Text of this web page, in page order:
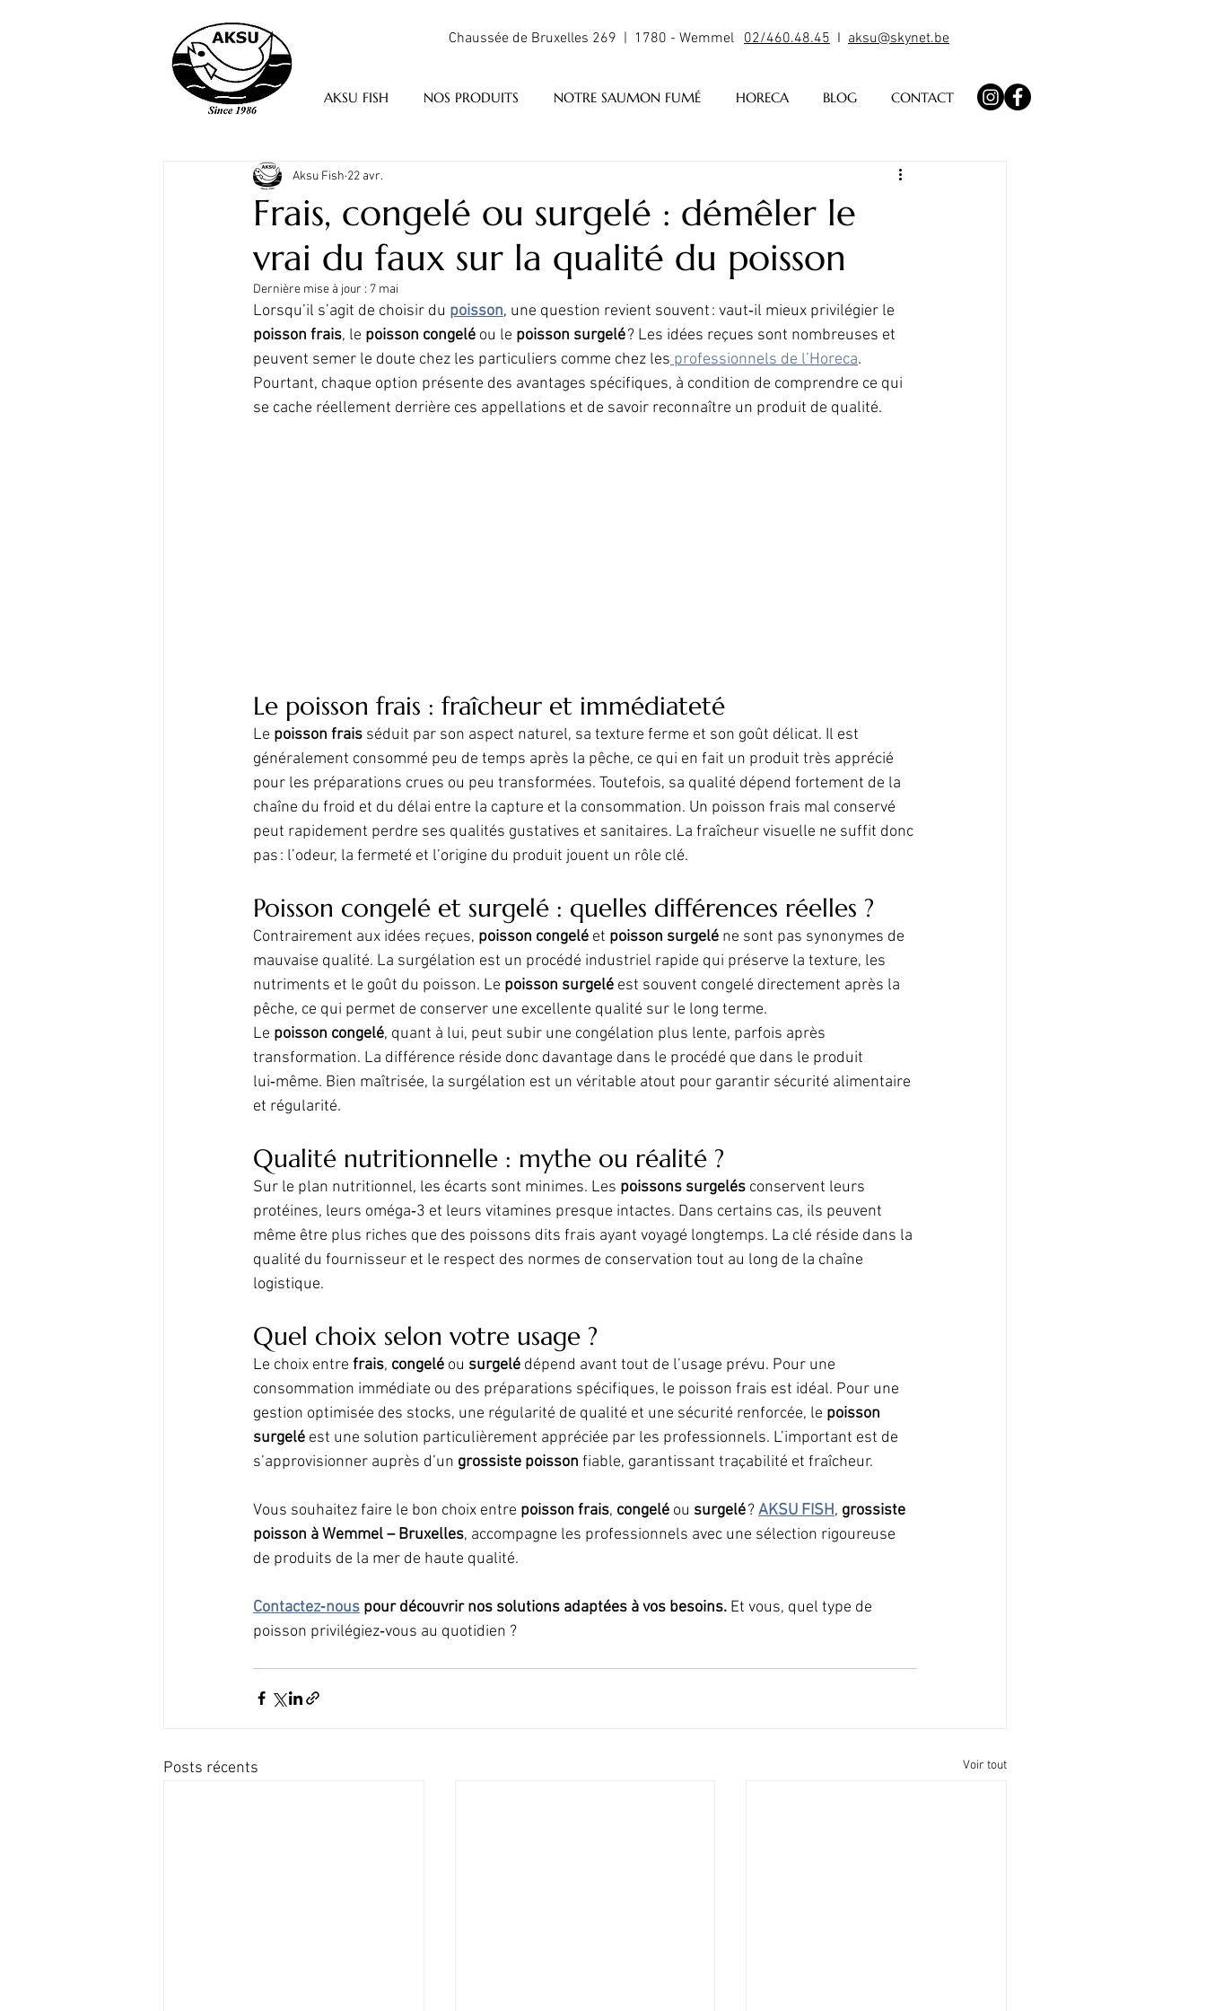
Chaussée de Bruxelles 269 | 1780 - Wemmel 02/460.48.45 I aksu@skynet.be
AKSU FISH NOS PRODUITS NOTRE SAUMON FUMÉ HORECA BLOG CONTACT
Frais, congelé ou surgelé : démêler le
vrai du faux sur la qualité du poisson
Aksu Fish 22 avr.
Dernière mise à jour : 7 mai
Lorsqu’il s’agit de choisir du poisson, une question revient souvent : vaut‑il mieux privilégier le
poisson frais, le poisson congelé ou le poisson surgelé ? Les idées reçues sont nombreuses et
peuvent semer le doute chez les particuliers comme chez les professionnels de l’Horeca.
Pourtant, chaque option présente des avantages spécifiques, à condition de comprendre ce qui
se cache réellement derrière ces appellations et de savoir reconnaître un produit de qualité.
Le poisson frais : fraîcheur et immédiateté
Le poisson frais séduit par son aspect naturel, sa texture ferme et son goût délicat. Il est
généralement consommé peu de temps après la pêche, ce qui en fait un produit très apprécié
pour les préparations crues ou peu transformées. Toutefois, sa qualité dépend fortement de la
chaîne du froid et du délai entre la capture et la consommation. Un poisson frais mal conservé
peut rapidement perdre ses qualités gustatives et sanitaires. La fraîcheur visuelle ne suffit donc
pas : l’odeur, la fermeté et l’origine du produit jouent un rôle clé.
Poisson congelé et surgelé : quelles différences réelles ?
Contrairement aux idées reçues, poisson congelé et poisson surgelé ne sont pas synonymes de
mauvaise qualité. La surgélation est un procédé industriel rapide qui préserve la texture, les
nutriments et le goût du poisson. Le poisson surgelé est souvent congelé directement après la
pêche, ce qui permet de conserver une excellente qualité sur le long terme.
Le poisson congelé, quant à lui, peut subir une congélation plus lente, parfois après
transformation. La différence réside donc davantage dans le procédé que dans le produit
lui‑même. Bien maîtrisée, la surgélation est un véritable atout pour garantir sécurité alimentaire
et régularité.
Qualité nutritionnelle : mythe ou réalité ?
Sur le plan nutritionnel, les écarts sont minimes. Les poissons surgelés conservent leurs
protéines, leurs oméga‑3 et leurs vitamines presque intactes. Dans certains cas, ils peuvent
même être plus riches que des poissons dits frais ayant voyagé longtemps. La clé réside dans la
qualité du fournisseur et le respect des normes de conservation tout au long de la chaîne
logistique.
Quel choix selon votre usage ?
Le choix entre frais, congelé ou surgelé dépend avant tout de l’usage prévu. Pour une
consommation immédiate ou des préparations spécifiques, le poisson frais est idéal. Pour une
gestion optimisée des stocks, une régularité de qualité et une sécurité renforcée, le poisson
surgelé est une solution particulièrement appréciée par les professionnels. L’important est de
s’approvisionner auprès d’un grossiste poisson fiable, garantissant traçabilité et fraîcheur.
Vous souhaitez faire le bon choix entre poisson frais, congelé ou surgelé ? AKSU FISH, grossiste
poisson à Wemmel – Bruxelles, accompagne les professionnels avec une sélection rigoureuse
de produits de la mer de haute qualité.
Contactez‑nous pour découvrir nos solutions adaptées à vos besoins. Et vous, quel type de
poisson privilégiez‑vous au quotidien ?
Posts récents Voir tout